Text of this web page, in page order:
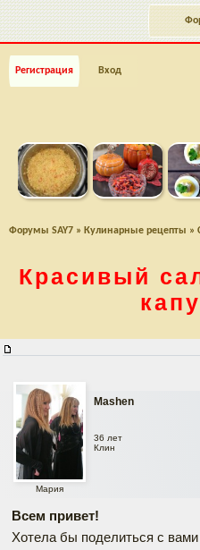
Регистрация Вход
Форумы SAY7 » Кулинарные рецепты »
Красивый
Mashen
Мария
36 лет
Клин
Всем привет!
Хотела бы поделиться с вами